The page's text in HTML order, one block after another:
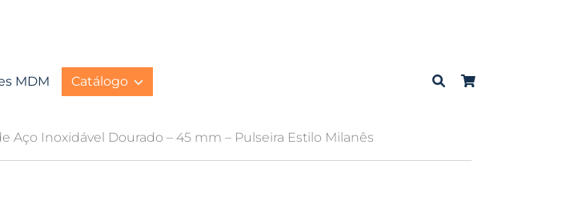
MDM Catálogo
Aço Inoxidável Dourado – 45 mm – Pulseira Estilo Milanês